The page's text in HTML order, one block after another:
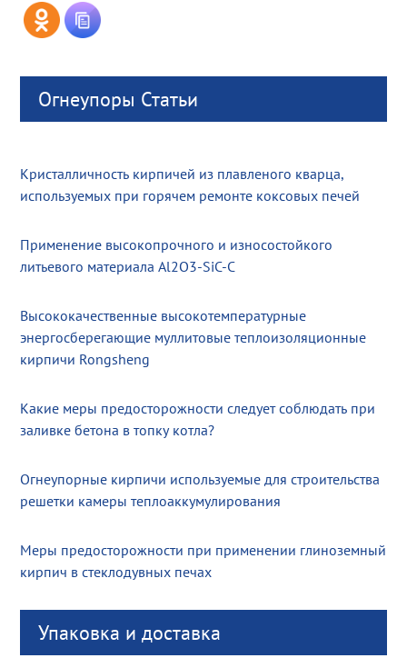
Огнеупоры Статьи
Кристалличность кирпичей из плавленого кварца,
используемых при горячем ремонте коксовых печей
Применение высокопрочного и износостойкого
литьевого материала Al2O3-SiC-C
Высококачественные высокотемпературные
энергосберегающие муллитовые теплоизоляционные
кирпичи Rongsheng
Какие меры предосторожности следует соблюдать при
заливке бетона в топку котла?
Огнеупорные кирпичи используемые для строительства
решетки камеры теплоаккумулирования
Меры предосторожности при применении глиноземный
кирпич в стеклодувных печах
Упаковка и доставка